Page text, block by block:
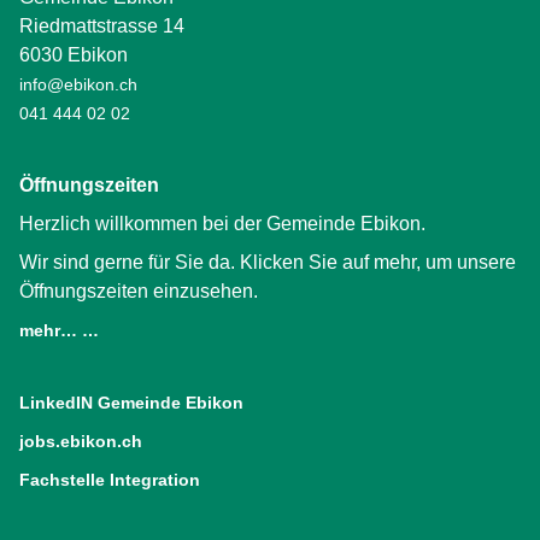
Riedmattstrasse 14
6030 Ebikon
info@ebikon.ch
041 444 02 02
Öffnungszeiten
Herzlich willkommen bei der Gemeinde Ebikon.
Wir sind gerne für Sie da. Klicken Sie auf mehr, um unsere
Öffnungszeiten einzusehen.
mehr… …
LinkedIN Gemeinde Ebikon
jobs.ebikon.ch
Fachstelle Integration